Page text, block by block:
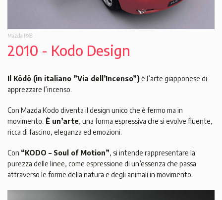
Mazda RX8
2010 - Kodo Design
Il Kōdō (in italiano ”Via dell’Incenso”)è l’arte giapponese di
apprezzare l’incenso.
Con Mazda Kodo diventa il design unico che è fermo ma in
movimento. È un’arte, una forma espressiva che si evolve fluente,
ricca di fascino, eleganza ed emozioni.
Con “KODO – Soul of Motion”, si intende rappresentare la
purezza delle linee, come espressione di un’essenza che passa
attraverso le forme della natura e degli animali in movimento.